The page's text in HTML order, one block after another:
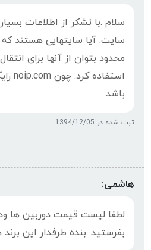
سلام .با تشکر از اطلاعات
سایت. آیا سایتهایی هستند که
باشد.
ثبت شده در 1394/12/05
هاشمی:
لطفا لیست قیمت دوربین ها
بفرستید. بنده طرفدار این